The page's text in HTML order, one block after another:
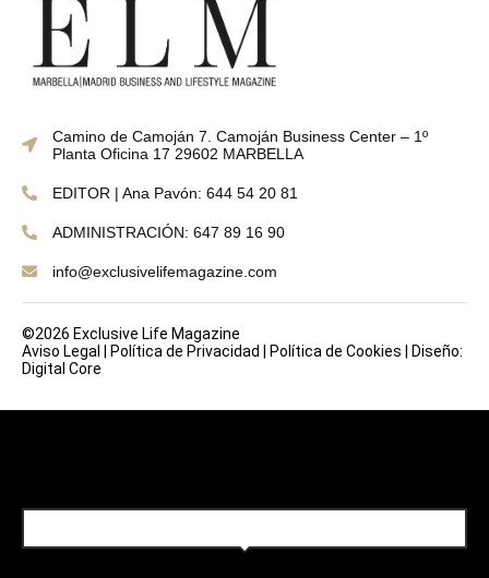
Camino de Camoján 7. Camoján Business Center – 1º
Planta Oficina 17 29602 MARBELLA
EDITOR | Ana Pavón: 644 54 20 81
ADMINISTRACIÓN: 647 89 16 90
info@exclusivelifemagazine.com
©2026 Exclusive Life Magazine
Aviso Legal
Política de Privacidad Política de Cookies
Diseño:
Digital Core